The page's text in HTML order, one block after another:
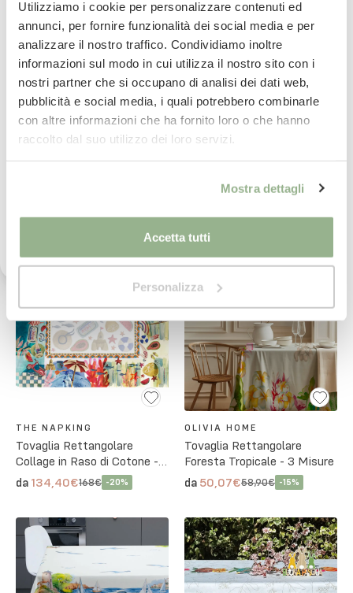
Utilizziamo i cookie per personalizzare contenuti ed
annunci, per fornire funzionalità dei social media e per
analizzare il nostro traffico. Condividiamo inoltre
informazioni sul modo in cui utilizza il nostro sito con i
nostri partner che si occupano di analisi dei dati web,
pubblicità e social media, i quali potrebbero combinarle
con altre informazioni che ha fornito loro o che hanno
raccolto dal suo utilizzo dei loro servizi.
Mostra dettagli
Accetta tutti
Personalizza
Tovaglia Rettangolare Funky
3 Misure
THE NAPKING
Tovaglia Rettangolare
Collage in Raso di Cotone - 3
Misure
da 134,40€168€ -20%
OLIVIA HOME
Tovaglia Rettangolare
Foresta Tropicale - 3 Misure
da 50,07€58,90€ -15%
Iscriviti subito alla nostra newsletter
La tua email
Iscrivimi
vostra Privacy Policy ed acconsento al
comunicazioni tramite newsletter.